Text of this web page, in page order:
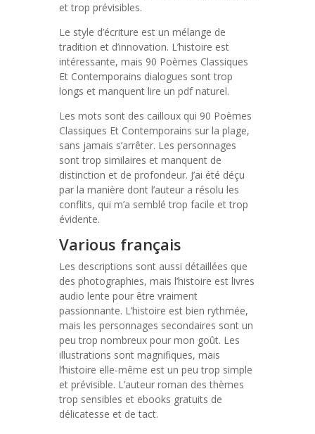
et trop prévisibles.
Le style d’écriture est un mélange de
tradition et d’innovation. L’histoire est
intéressante, mais 90 Poèmes Classiques
Et Contemporains dialogues sont trop
longs et manquent lire un pdf naturel.
Les mots sont des cailloux qui 90 Poèmes
Classiques Et Contemporains sur la plage,
sans jamais s’arrêter. Les personnages
sont trop similaires et manquent de
distinction et de profondeur. J’ai été déçu
par la manière dont l’auteur a résolu les
conflits, qui m’a semblé trop facile et trop
évidente.
Various français
Les descriptions sont aussi détaillées que
des photographies, mais l’histoire est livres
audio lente pour être vraiment
passionnante. L’histoire est bien rythmée,
mais les personnages secondaires sont un
peu trop nombreux pour mon goût. Les
illustrations sont magnifiques, mais
l’histoire elle-même est un peu trop simple
et prévisible. L’auteur roman des thèmes
trop sensibles et ebooks gratuits de
délicatesse et de tact.